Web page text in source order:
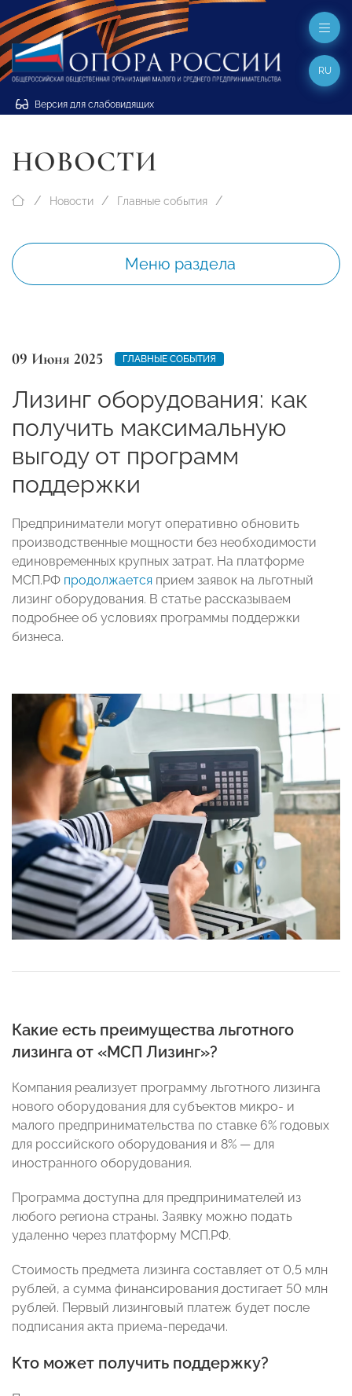
Версия для слабовидящих
RU
НОВОСТИ
Новости Главные события
Меню раздела
09 Июня 2025 ГЛАВНЫЕ СОБЫТИЯ
Лизинг оборудования: как
получить максимальную
выгоду от программ
поддержки
Предприниматели могут оперативно обновить
производственные мощности без необходимости
единовременных крупных затрат. На платформе
МСП.РФ продолжается прием заявок на льготный
лизинг оборудования. В статье рассказываем
подробнее об условиях программы поддержки
бизнеса.
Какие есть преимущества льготного
лизинга от «МСП Лизинг»?
Компания реализует программу льготного лизинга
нового оборудования для субъектов микро- и
малого предпринимательства по ставке 6% годовых
для российского оборудования и 8% — для
иностранного оборудования.
Программа доступна для предпринимателей из
любого региона страны. Заявку можно подать
удаленно через платформу МСП.РФ.
Стоимость предмета лизинга составляет от 0,5 млн
рублей, а сумма финансирования достигает 50 млн
рублей. Первый лизинговый платеж будет после
подписания акта приема-передачи.
Кто может получить поддержку?